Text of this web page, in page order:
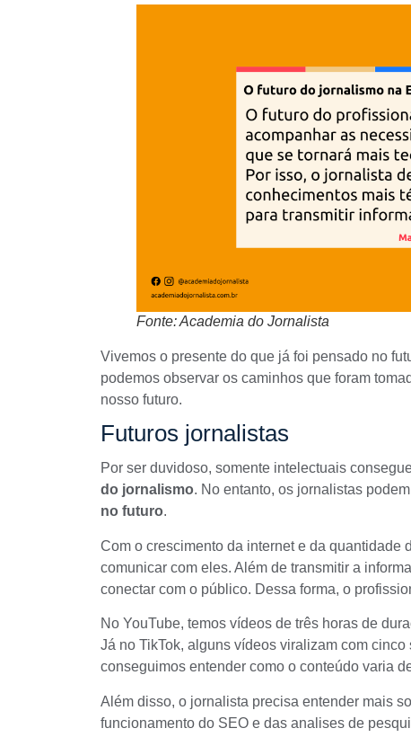
Fonte: Academia do Jornalista
Vivemos o presente do que já foi pensado no
podemos observar os caminhos que foram
nosso futuro.
Futuros jornalistas
Por ser duvidoso, somente intelectuais
do jornalismo. No entanto, os jornalistas
no futuro.
Com o crescimento da internet e da quantidade
comunicar com eles. Além de transmitir a
conectar com o público. Dessa forma, o
No YouTube, temos vídeos de três horas de
Já no TikTok, alguns vídeos viralizam com
conseguimos entender como o conteúdo varia
Além disso, o jornalista precisa entender mais
funcionamento do SEO e das analises de